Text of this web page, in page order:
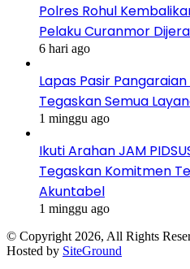
Polres Rohul
Pelaku Curanmor
6 hari ago
Lapas Pasir
Tegaskan Semua
1 minggu ago
Ikuti Arahan JAM
Tegaskan Komitmen
Akuntabel
1 minggu ago
© Copyright 2026, All Rights
Hosted by SiteGround